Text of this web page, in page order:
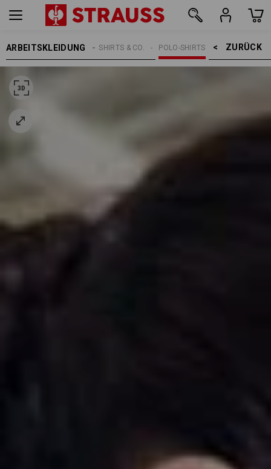
ARBEITSKLEIDUNG ZURÜCK    >
POLO-SHIRTS
SHIRTS & CO.
DAMEN